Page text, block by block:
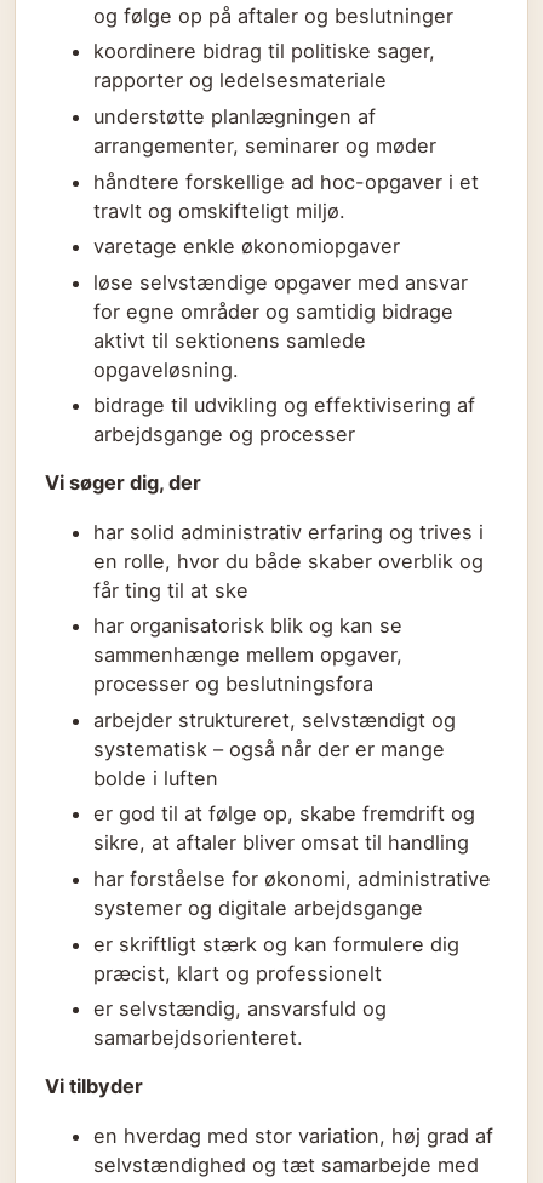
og følge op på aftaler og beslutninger
koordinere bidrag til politiske sager,
rapporter og ledelsesmateriale
understøtte planlægningen af
arrangementer, seminarer og møder
håndtere forskellige ad hoc-opgaver i et
travlt og omskifteligt miljø.
varetage enkle økonomiopgaver
løse selvstændige opgaver med ansvar
for egne områder og samtidig bidrage
aktivt til sektionens samlede
opgaveløsning.
bidrage til udvikling og effektivisering af
arbejdsgange og processer
Vi søger dig, der
har solid administrativ erfaring og trives i
en rolle, hvor du både skaber overblik og
får ting til at ske
har organisatorisk blik og kan se
sammenhænge mellem opgaver,
processer og beslutningsfora
arbejder struktureret, selvstændigt og
systematisk – også når der er mange
bolde i luften
er god til at følge op, skabe fremdrift og
sikre, at aftaler bliver omsat til handling
har forståelse for økonomi, administrative
systemer og digitale arbejdsgange
er skriftligt stærk og kan formulere dig
præcist, klart og professionelt
er selvstændig, ansvarsfuld og
samarbejdsorienteret.
Vi tilbyder
en hverdag med stor variation, høj grad af
selvstændighed og tæt samarbejde med